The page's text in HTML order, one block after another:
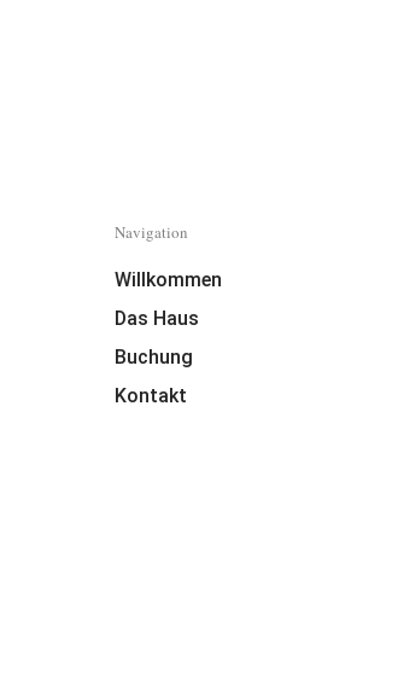
Navigation
Willkommen
Das Haus
Buchung
Kontakt